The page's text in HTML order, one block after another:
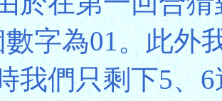
字為01。此外
我們只剩下5、